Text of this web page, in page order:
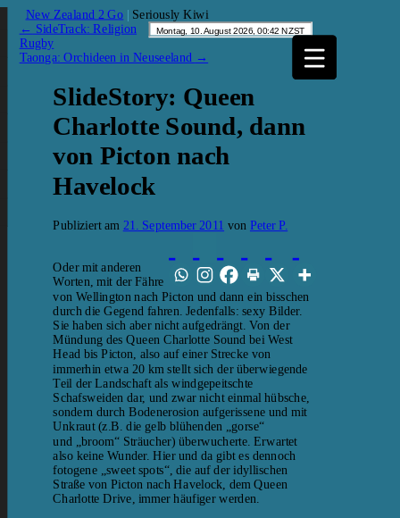
New Zealand 2 Go | Seriously Kiwi
← SideTrack: Religion
Rugby
Taonga: Orchideen in Neuseeland →
SlideStory: Queen
Charlotte Sound, dann
von Picton nach
Havelock
Publiziert am 21. September 2011 von Peter P.
Oder mit anderen
Worten, mit der Fähre
von Wellington nach Picton und dann ein bisschen
durch die Gegend fahren. Jedenfalls: sexy Bilder.
Sie haben sich aber nicht aufgedrängt. Von der
Mündung des Queen Charlotte Sound bei West
Head bis Picton, also auf einer Strecke von
immerhin etwa 20 km stellt sich der überwiegende
Teil der Landschaft als windgepeitschte
Schafsweiden dar, und zwar nicht einmal hübsche,
sondern durch Bodenerosion aufgerissene und mit
Unkraut (z.B. die gelb blühenden „gorse“
und „broom“ Sträucher) überwucherte. Erwartet
also keine Wunder. Hier und da gibt es dennoch
fotogene „sweet spots“, die auf der idyllischen
Straße von Picton nach Havelock, dem Queen
Charlotte Drive, immer häufiger werden.